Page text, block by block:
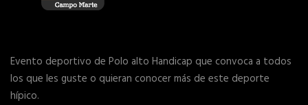
Evento deportivo de Polo alto Handicap que convoca a todos
los que les guste o quieran conocer más de este deporte
hípico.